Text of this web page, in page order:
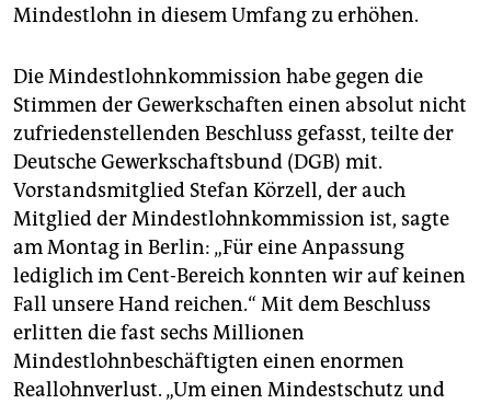
Mindestlohn in diesem Umfang zu erhöhen.
Die Mindestlohnkommission habe gegen die
Stimmen der Gewerkschaften einen absolut nicht
zufriedenstellenden Beschluss gefasst, teilte der
Deutsche Gewerkschaftsbund (DGB) mit.
Vorstandsmitglied Stefan Körzell, der auch
Mitglied der Mindestlohnkommission ist, sagte
am Montag in Berlin: „Für eine Anpassung
lediglich im Cent-Bereich konnten wir auf keinen
Fall unsere Hand reichen.“ Mit dem Beschluss
erlitten die fast sechs Millionen
Mindestlohnbeschäftigten einen enormen
Reallohnverlust. „Um einen Mindestschutz und